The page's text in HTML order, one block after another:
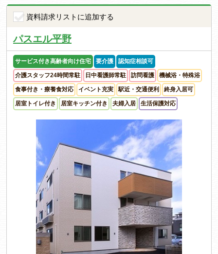
資料請求リストに追加する
パスエル平野
サービス付き高齢者向け住宅 要介護 認知症相談可
介護スタッフ24時間常駐 日中看護師常駐 訪問看護 機械浴・特殊浴
食事付き・療養食対応 イベント充実 駅近・交通便利 終身入居可
居室トイレ付き 居室キッチン付き 夫婦入居 生活保護対応